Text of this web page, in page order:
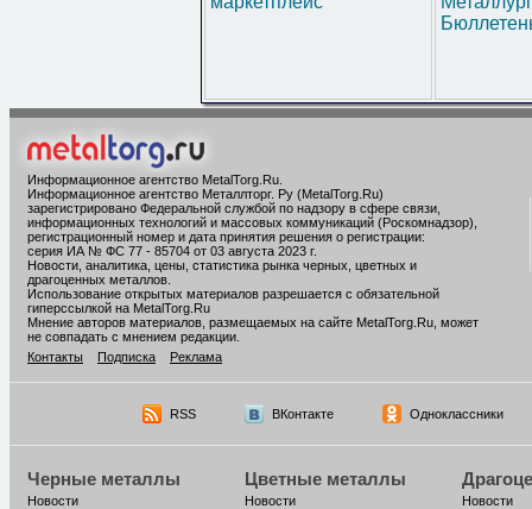
Информационное агентство MetalTorg.Ru
Информационное агентство Металлторг. Ру (MetalTorg.Ru)
зарегистрировано Федеральной службой по надзору в сфере связи,
информационных технологий и массовых коммуникаций (Роскомнадзор),
регистрационный номер и дата принятия решения о регистрации:
серия ИА № ФС 77 - 85704 от 03 августа 2023 г.
Новости, аналитика, цены, статистика рынка черных, цветных и
драгоценных металлов.
Использование открытых материалов разрешается с обязательной
гиперссылкой на MetalTorg.Ru
Мнение авторов материалов, размещаемых на сайте MetalTorg.Ru, может
не совпадать с мнением редакции.
Контакты
Подписка Реклама
RSS ВКонтакте Одноклассники
Черные металлы
Новости
Цветные металлы
Новости
Новости